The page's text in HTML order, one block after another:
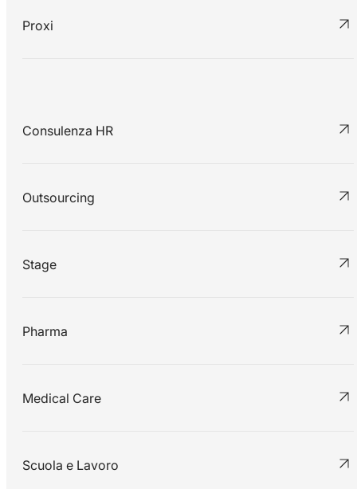
Proxi
Consulenza HR
Outsourcing
Stage
Pharma
Medical Care
Scuola e Lavoro